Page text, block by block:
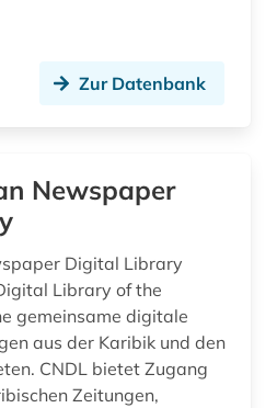
(1)
hispanoamerikanisch (1)
Zur Datenbank
Newspaper
Digital Library
Library of the
gemeinsame digitale
den
CNDL bietet Zugang
Zeitungen,